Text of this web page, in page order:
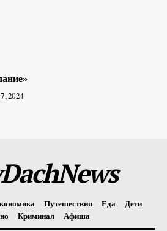
2024
Путешествия Еда
Дети
Криминал Афиша